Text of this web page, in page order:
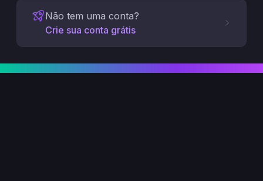
Não tem uma conta?
Crie sua conta grátis